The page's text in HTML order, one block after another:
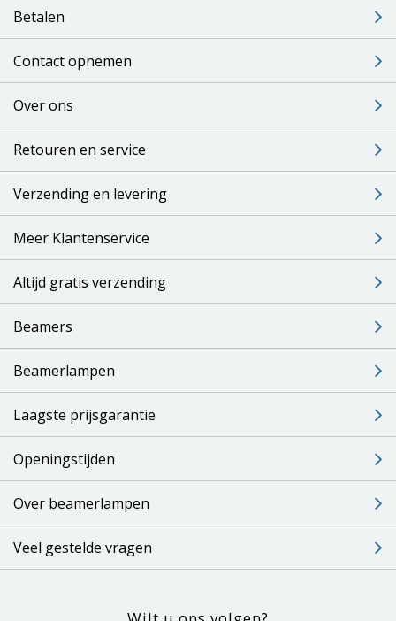
Betalen
Contact opnemen
Over ons
Retouren en service
Verzending en levering
Meer Klantenservice
Altijd gratis verzending
Beamers
Beamerlampen
Laagste prijsgarantie
Openingstijden
Over beamerlampen
Veel gestelde vragen